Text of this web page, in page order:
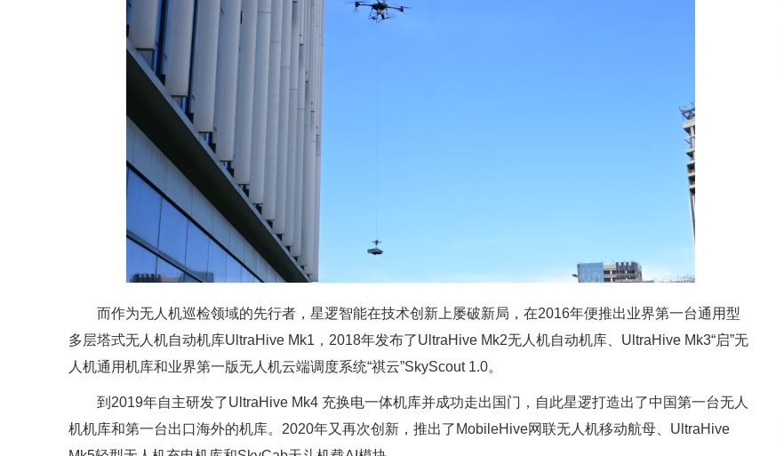
而作为无人机巡检领域的先行者，星逻智能在技术创新上屡破新局，在2016年便推出业界第一台通用型
多层塔式无人机自动机库UltraHive Mk1，2018年发布了UltraHive Mk2无人机自动机库、UltraHive Mk3“启”无
人机通用机库和业界第一版无人机云端调度系统“祺云”SkyScout 1.0。
到2019年自主研发了UltraHive Mk4 充换电一体机库并成功走出国门，自此星逻打造出了中国第一台无人
机机库和第一台出口海外的机库。2020年又再次创新，推出了MobileHive网联无人机移动航母、UltraHive